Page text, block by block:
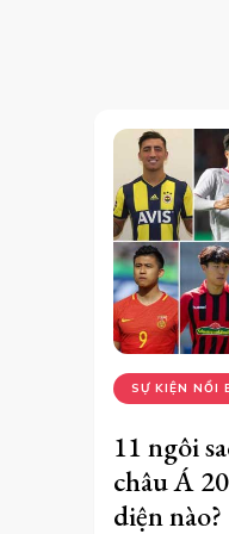
SỰ KIỆN NỔI
11 ngôi
châu Á
diện nào?